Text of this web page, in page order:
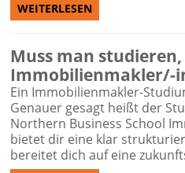
WEITERLESEN
Muss man
Immobilienmakler/-
Ein Immobilienmakler-
Genauer gesagt heißt der
Northern Business School
bietet dir eine klar
bereitet dich auf eine